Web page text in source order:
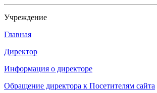
Учреждение
Главная
Директор
Информация о директоре
Обращение директора к Посетителям сайта